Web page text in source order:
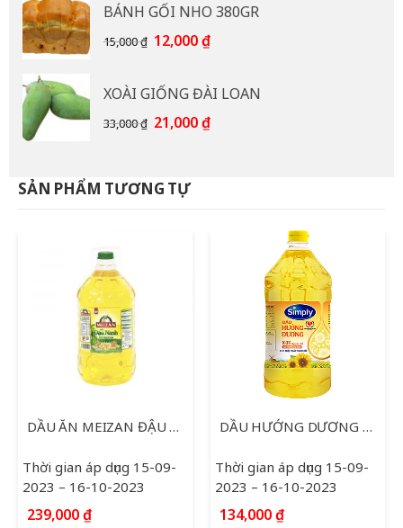
92,000 ₫.là:
85,000 ₫.
BÁNH GỐI NHO 380GR
15,000₫ Giá
15,000 ₫.
12,000₫Giá
là:
12,000 ₫.
XOÀI GIỐNG ĐÀI LOAN
33,000₫ Giá
33,000 ₫.
21,000₫Giá
SẢN PHẨM TƯƠNG TỰ
DẦU ĂN MEIZAN ĐẬU NÀNH 5L
Thời gian áp dụng 15-09-
2023 – 16-10-2023
239,000₫
DẦU HƯỚNG DƯƠNG SIMPLY 2L
Thời gian áp dụng 15-09-
2023 – 16-10-2023
134,000₫